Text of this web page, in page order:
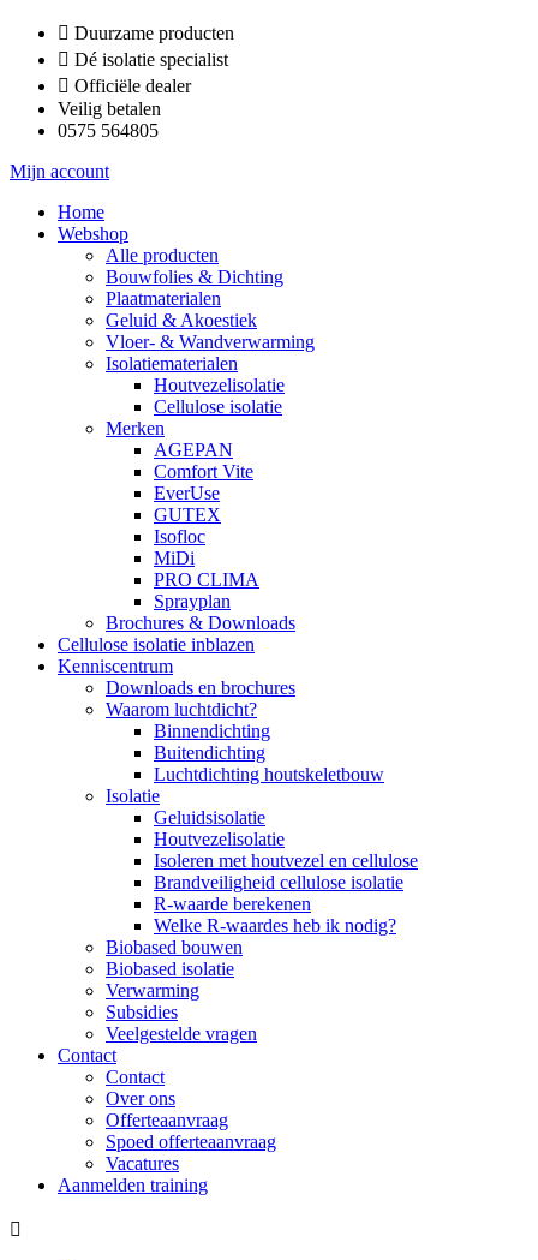
inhoud
Duurzame producten
Dé isolatie specialist
Officiële dealer
Veilig betalen
0575 564805
Mijn account
Home
Webshop
Alle producten
Bouwfolies & Dichting
Plaatmaterialen
Geluid & Akoestiek
Vloer- & Wandverwarming
Isolatiematerialen
Houtvezelisolatie
Cellulose isolatie
Merken
AGEPAN
Comfort Vite
EverUse
GUTEX
Isofloc
MiDi
PRO CLIMA
Sprayplan
Brochures & Downloads
Cellulose isolatie inblazen
Kenniscentrum
Downloads en brochures
Waarom luchtdicht?
Binnendichting
Buitendichting
Luchtdichting houtskeletbouw
Isolatie
Geluidsisolatie
Houtvezelisolatie
Isoleren met houtvezel en cellulose
Brandveiligheid cellulose isolatie
R-waarde berekenen
Welke R-waardes heb ik nodig?
Biobased bouwen
Biobased isolatie
Verwarming
Subsidies
Veelgestelde vragen
Contact
Contact
Over ons
Offerteaanvraag
Spoed offerteaanvraag
Vacatures
Aanmelden training